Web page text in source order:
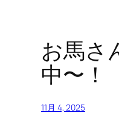
お馬さ
中〜！
11月 4, 2025